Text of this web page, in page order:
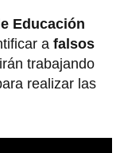
Educación
a falsos
trabajando
realizar las